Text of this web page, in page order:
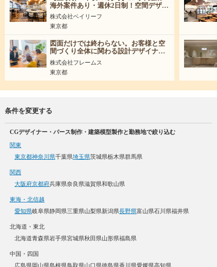
海外案件あり・週休2日制！空間デザイ
ナー募集！
株式会社ベイリーフ
東京都
図面だけでは終わらない。お客様と空
間づくり全体に関わる設計デザイナー
｜未経験可
株式会社フレームス
東京都
条件を変更する
CGデザイナー・パース制作・建築模型製作と勤務地で絞り込む
関東
東京都神奈川県千葉県埼玉県茨城県栃木県群馬県
関西
大阪府京都府兵庫県奈良県滋賀県和歌山県
東海・北信越
愛知県岐阜県静岡県三重県山梨県新潟県長野県富山県石川県福井県
北海道・東北
北海道青森県岩手県宮城県秋田県山形県福島県
中国・四国
広島県 岡山県島根県鳥取県山口県徳島県香川県愛媛県高知県